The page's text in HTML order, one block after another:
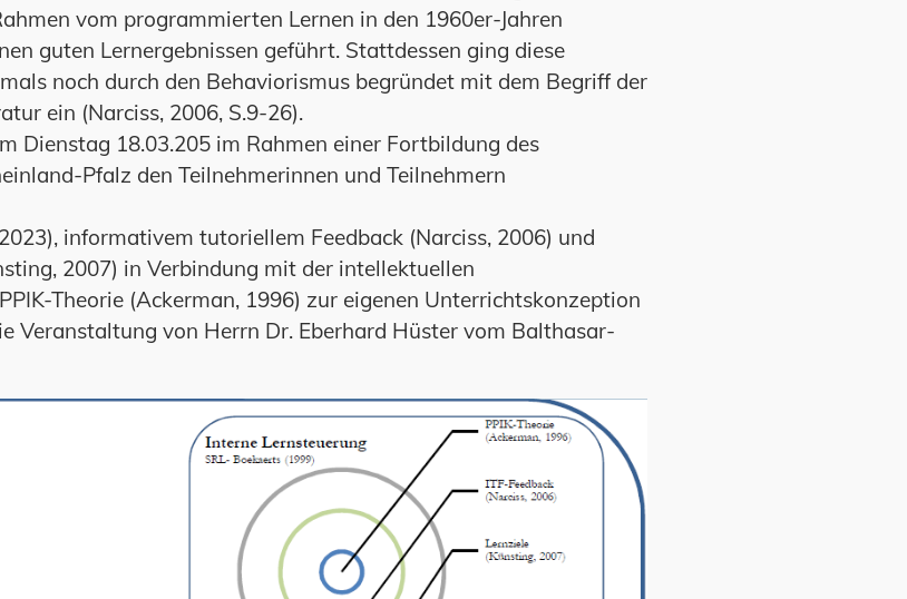
vom programmierten Lernen in den 1960er-Jahren
guten Lernergebnissen geführt. Stattdessen ging diese
noch durch den Behaviorismus begründet mit dem Begriff der
ein (Narciss, 2006, S.9-26).
Dienstag 18.03.205 im Rahmen einer Fortbildung des
Pfalz den Teilnehmerinnen und Teilnehmern
informativem tutoriellem Feedback (Narciss, 2006) und
2007) in Verbindung mit der intellektuellen
Theorie (Ackerman, 1996) zur eigenen Unterrichtskonzeption
Veranstaltung von Herrn Dr. Eberhard Hüster vom Balthasar-